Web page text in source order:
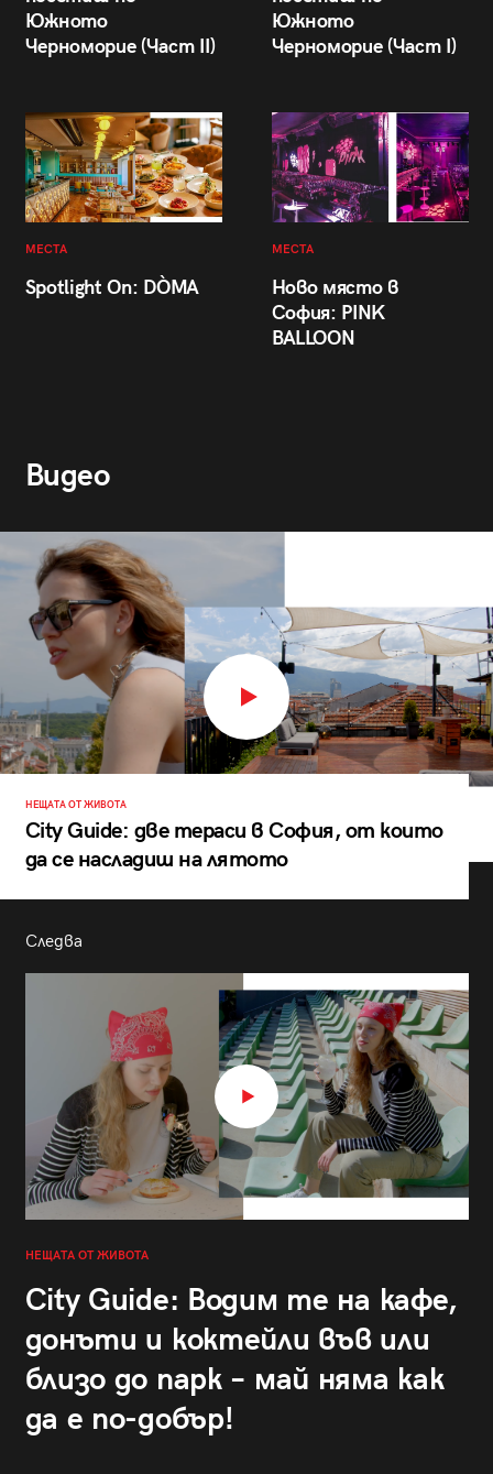
Южното
Черноморие (Част II)
Южното
Черноморие (Част I)
МЕСТА
Spotlight On: DÒMA
МЕСТА
Ново място в
София: PINK
BALLOON
Видео
НЕЩАТА ОТ ЖИВОТА
City Guide: две тераси в София, от които
да се насладиш на лятото
Следва
НЕЩАТА ОТ ЖИВОТА
City Guide: Водим те на кафе,
донъти и коктейли във или
близо до парк – май няма как
да е по-добър!